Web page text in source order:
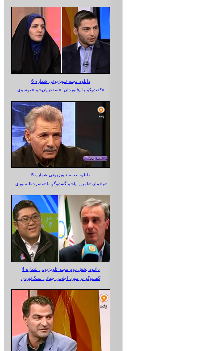
دانلود مجله تلویزیونی شماره 6
گفت‌وگو با یخ‌نوردان؛ «صفدریان» و «موسوی»
دانلود مجله تلویزیونی شماره 5
یادمان «امین نیا» و گفت‌وگو با «نصرت‌الله‌نوری»
دانلود بخش دوم مجله تلویزیونی شماره 4
گفت‌وگو در مورد اجلاس جهانی سنگ‌نوردی